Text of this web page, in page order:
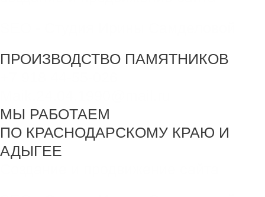
ПРОИЗВОДСТВО ПАМЯТНИКОВ
МЫ РАБОТАЕМ
ПО КРАСНОДАРСКОМУ КРАЮ И
АДЫГЕЕ